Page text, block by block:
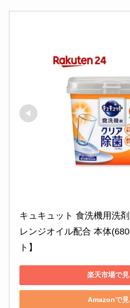
キュキュット 食洗機用洗
レンジオイル配合 本体
ト】
楽天市場で見
Amazonで見